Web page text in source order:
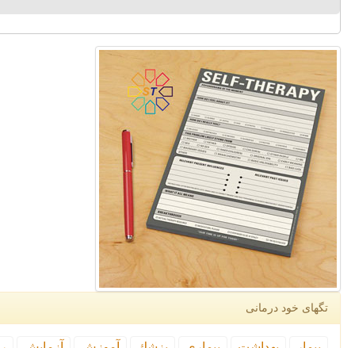
تگهای خود درمانی